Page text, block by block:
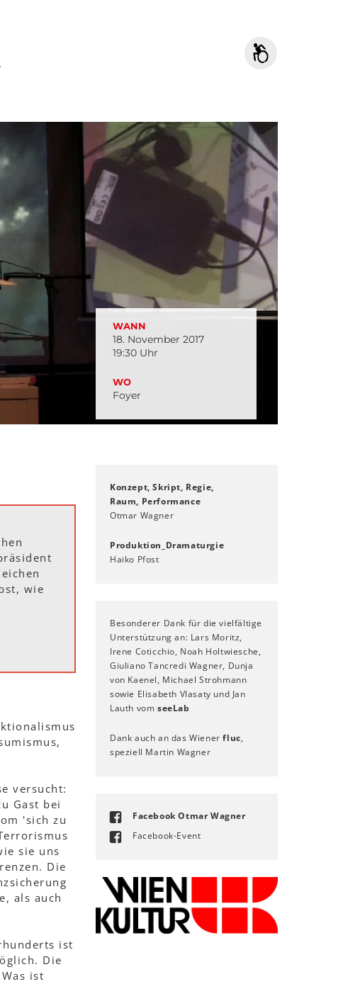
WANN
18. November 2017
19:30 Uhr
WO
Foyer
wie
versucht:
Gast bei
'sich zu
sie uns
Die
als auch
ist
Die
ist
Konzept, Skript, Regie,
Raum, Performance
Otmar Wagner
Produktion_Dramaturgie
Haiko Pfost
Besonderer Dank für die vielfältige
Unterstützung an: Lars Moritz,
Irene Coticchio, Noah Holtwiesche,
Giuliano Tancredi Wagner, Dunja
von Kaenel, Michael Strohmann
sowie Elisabeth Vlasaty und Jan
Lauth vom seeLab
Dank auch an das Wienerfluc,
speziell Martin Wagner
Facebook Otmar Wagner
Facebook-Event